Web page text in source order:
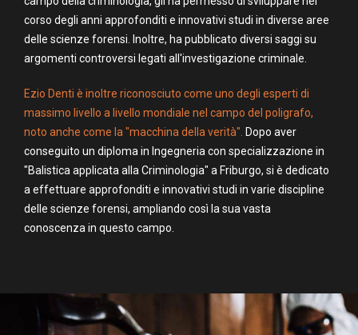
corso degli anni approfonditi e innovativi studi in diverse aree
delle scienze forensi. Inoltre, ha pubblicato diversi saggi su
argomenti controversi legati all'investigazione criminale.
Ezio Denti è inoltre riconosciuto come uno degli esperti di
massimo livello a livello mondiale nel campo del poligrafo,
noto anche come la "macchina della verità". Dopo aver
conseguito un diploma in Ingegneria con specializzazione in
"Balistica applicata alla Criminologia" a Friburgo, si è dedicato
a effettuare approfonditi e innovativi studi in varie discipline
delle scienze forensi, ampliando così la sua vasta
conoscenza in questo campo.